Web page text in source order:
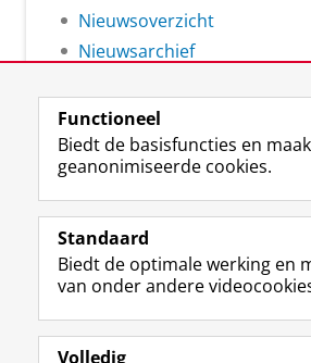
Nieuwsoverzicht
Nieuwsarchief
Volg de RUG
F
a
e
b
o
L
i
k
e
I
Studiekiezers
Alumni
Functioneel
Biedt de basisfuncties en
geanonimiseerde cookies.
Standaard
Biedt de optimale werking en
van onder andere
Volledig